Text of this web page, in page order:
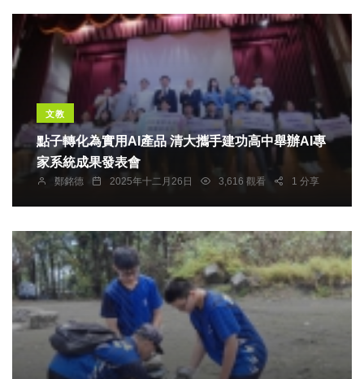
文教
點子轉化為實用AI產品 清大攜手建功高中舉辦AI專
家系統成果發表會
鄭銘德 2025年十二月26日 3,616 觀看 1 分享